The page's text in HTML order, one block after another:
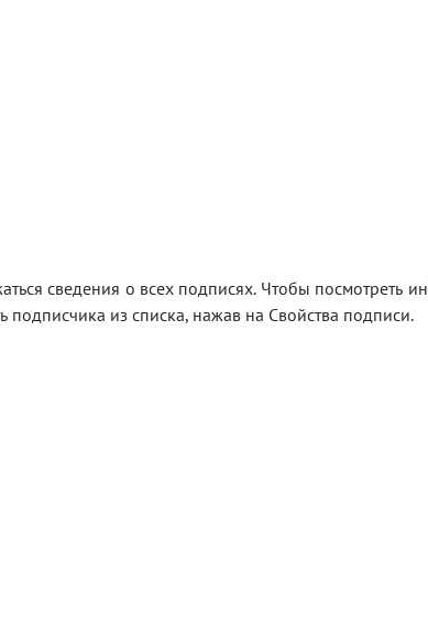
сведения о всех подписях. Чтобы посмотреть
из списка, нажав на Свойства подписи.